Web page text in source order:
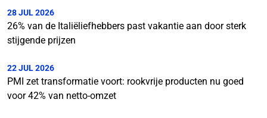
28 JUL 2026
26% van de Italiëliefhebbers past vakantie aan door sterk
stijgende prijzen
22 JUL 2026
PMI zet transformatie voort: rookvrije producten nu goed
voor 42% van netto-omzet